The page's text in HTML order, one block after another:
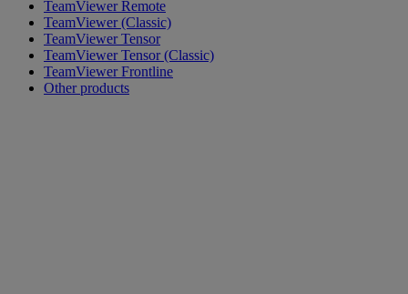
TeamViewer Remote
TeamViewer (Classic)
TeamViewer Tensor
TeamViewer Tensor (Classic)
TeamViewer Frontline
Other products